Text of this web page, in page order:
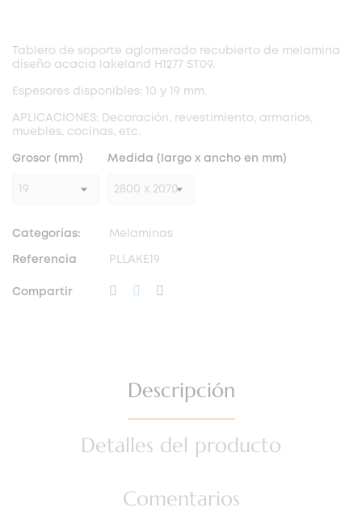
Tablero de soporte aglomerado recubierto de melamina
diseño acacia lakeland H1277 ST09.
Espesores disponibles: 10 y 19 mm.
APLICACIONES: Decoración, revestimiento, armarios,
muebles, cocinas, etc.
Grosor (mm) Medida (largo x ancho en mm)
Categorías: Melaminas
Referencia PLLAKE19
Compartir
Descripción
Detalles del producto
Comentarios